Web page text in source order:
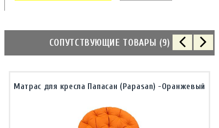
СОПУТСТВУЮЩИЕ ТОВАРЫ (9)
Матрас для кресла Папасан (Papasan) -Оранжевый